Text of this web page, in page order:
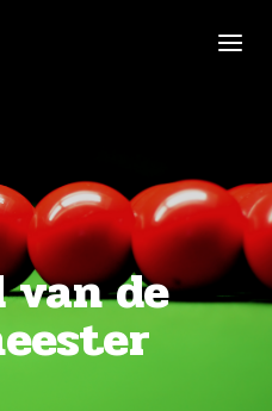
van de